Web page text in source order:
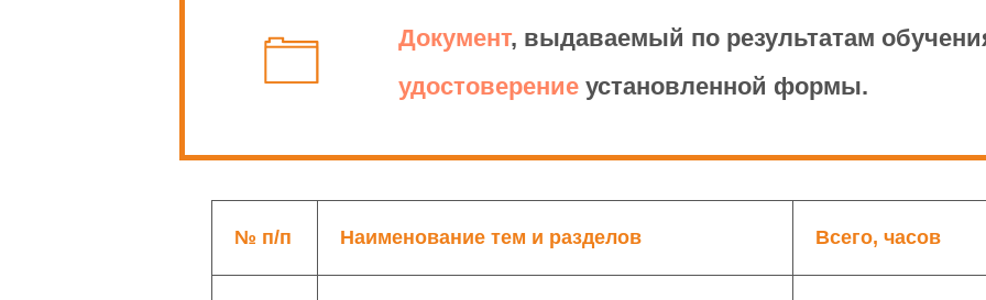
Документ, выдаваемый по результатам
удостоверение установленной формы.
№ п/п Наименование тем и разделов Всего, часов